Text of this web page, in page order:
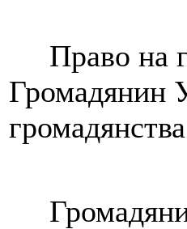
Право на
Громадянин
Громадяни